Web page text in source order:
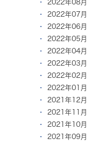
2022年08月
2022年07月
2022年06月
2022年05月
2022年04月
2022年03月
2022年02月
2022年01月
2021年12月
2021年11月
2021年10月
2021年09月